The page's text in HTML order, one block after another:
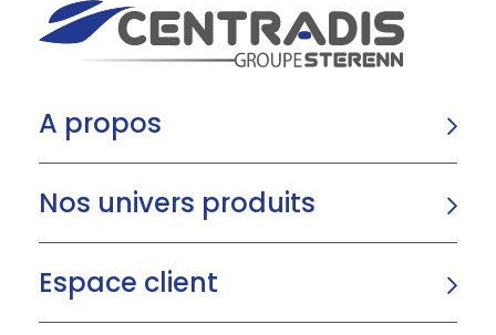
A propos
Nos univers produits
Espace client